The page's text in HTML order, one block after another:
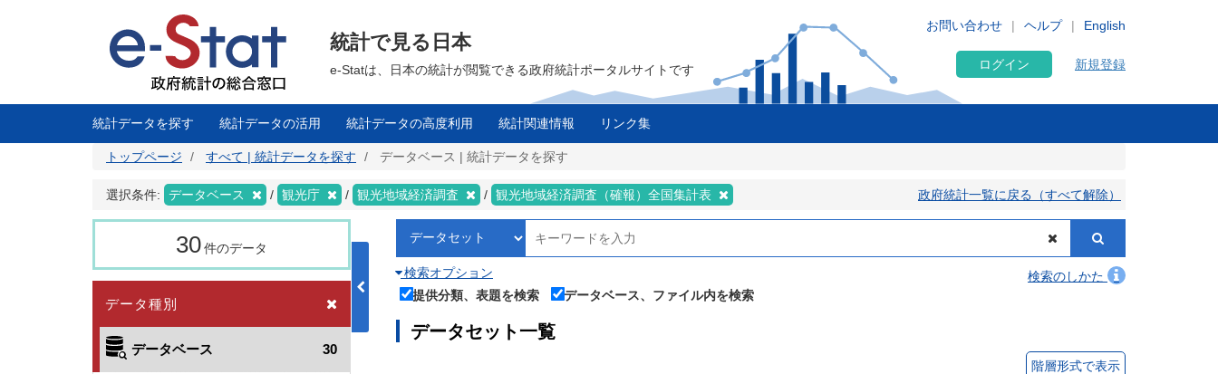
に
English
お問い合わせ ヘルプ
統計で見る日本
e-Statは、日本の統計が閲覧できる政府統計ポータルサイトです ログイン 新規登録
統計データを探す 統計データの活用 統計データの高度利用 統計関連情報 リンク集
トップページ すべて | 統計データを探す データベース | 統計データを探す
選択条件: データベース 観光庁 観光地域経済調査 観光地域経済調査（確報）全国集計表 政府統計一覧に戻る（すべて解除）
30件のデータ
データ種別
データベース 30
検索オプション
検索のしかた
提供分類、表題を検索
データベース、ファイル内を検索
データセット一覧
階層形式で表示